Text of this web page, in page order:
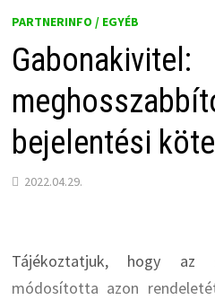
PARTNERINFO / EGYÉB
Gabonakivitel:
bejelentési
2022.04.29.
Tájékoztatjuk, hogy az
módosította azon